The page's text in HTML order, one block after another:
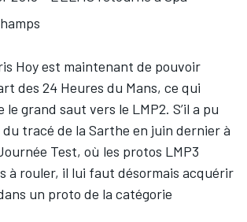
Hoy est maintenant de pouvoir
des 24 Heures du Mans, ce qui
grand saut vers le LMP2. S’il a pu
tracé de la Sarthe en juin dernier à
Test, où les protos LMP3
à rouler, il lui faut désormais acquérir
un proto de la catégorie